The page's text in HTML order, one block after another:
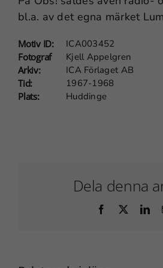
bl.a. av det egna märket
Motiv ID:
ICA003452
Fotograf
Kjell Appelgren
Arkiv:
ICA Förlaget AB
Tid:
1967-1968
Plats:
Huddinge
Dela denna
Facebook